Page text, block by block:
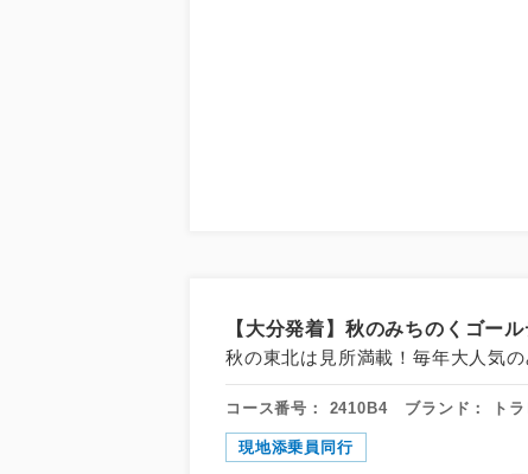
【大分発着】秋のみちのくゴー
秋の東北は見所満載！毎年大人気の
コース番号： 2410B4 ブランド： ト
現地添乗員同行
添乗